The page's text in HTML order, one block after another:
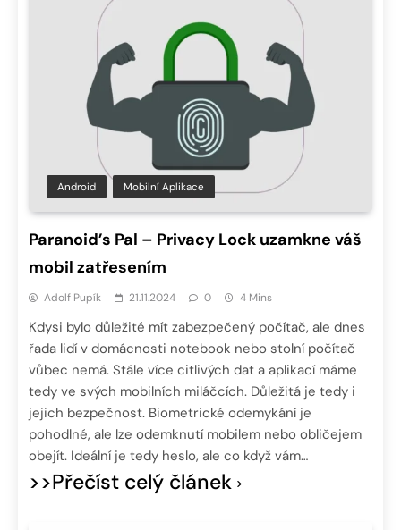
Android Mobilní Aplikace
Paranoid’s Pal – Privacy Lock uzamkne váš
mobil zatřesením
Adolf Pupík 21.11.2024 0 4 Mins
Kdysi bylo důležité mít zabezpečený počítač, ale dnes
řada lidí v domácnosti notebook nebo stolní počítač
vůbec nemá. Stále více citlivých dat a aplikací máme
tedy ve svých mobilních miláčcích. Důležitá je tedy i
jejich bezpečnost. Biometrické odemykání je
pohodlné, ale lze odemknutí mobilem nebo obličejem
obejít. Ideální je tedy heslo, ale co když vám…
>>Přečíst celý článek